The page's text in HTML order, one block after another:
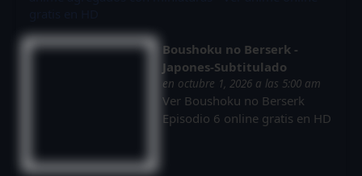
Boushoku no Berserk -
Japones-Subtitulado
en octubre 1, 2026 a las 5:00 am
Ver Boushoku no Berserk
Episodio 6 online gratis en HD